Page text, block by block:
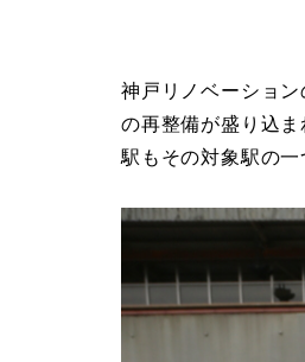
神戸リノベーショ
の再整備が盛り込
駅もその対象駅の